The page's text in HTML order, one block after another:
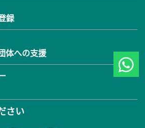
録
体への支援
さい